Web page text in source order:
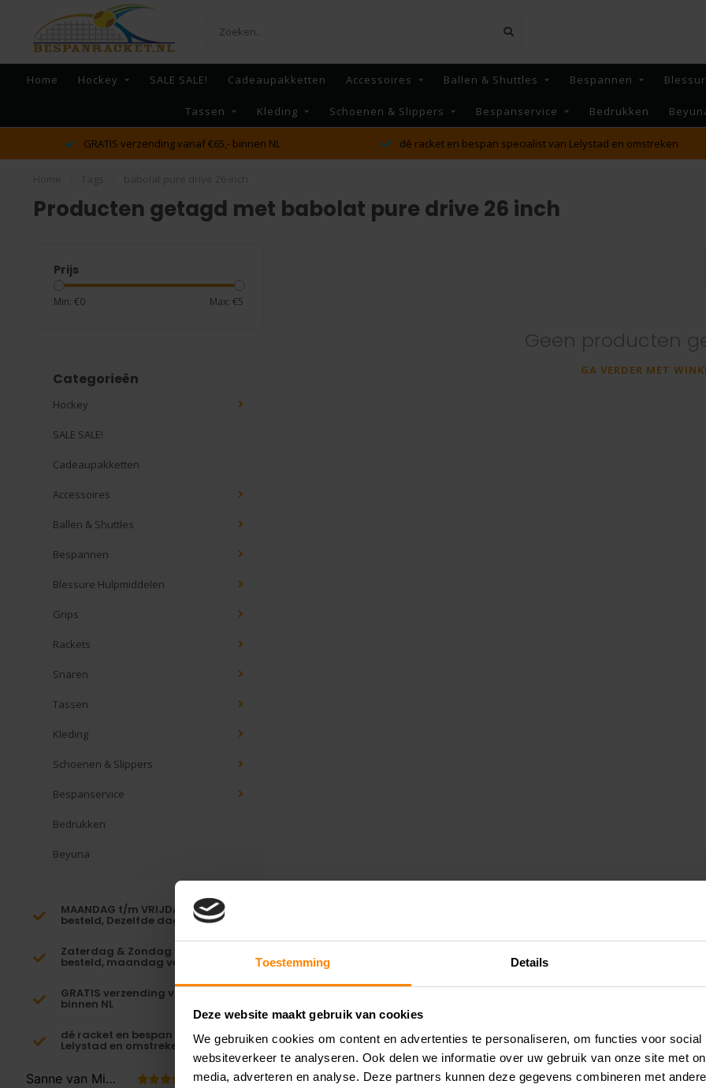
Toestemming Details
Deze website maakt gebruik van cookies
We gebruiken cookies om content en advertenties te personaliseren, om functies voor
websiteverkeer te analyseren. Ook delen we informatie over uw gebruik van onze site met
media, adverteren en analyse. Deze partners kunnen deze gegevens combineren met
Home Hockey SALE SALE! Cadeaupakketten Accessoires Ballen & Shuttles Bespannen
Tassen Kleding Schoenen & Slippers Bespanservice Bedrukken
GRATIS verzending vanaf €65,- binnen NL dé racket en bespan specialist van Lelystad en omstreken
Producten getagd met babolat pure drive 26 inch
Prijs
Min: €0 Max: €5
Categorieën
Hockey
SALE SALE!
Cadeaupakketten
Accessoires
Ballen & Shuttles
Bespannen
Blessure Hulpmiddelen
Grips
Rackets
Snaren
Tassen
Kleding
Schoenen & Slippers
Bespanservice
Bedrukken
Beyuna
MAANDAG t/m VRIJDAG voor 16:00
besteld, Dezelfde dag verzonden!*
Zaterdag & Zondag voor 23:59
besteld, maandag verzonden!
GRATIS verzending vanaf €65,-
binnen NL
dé racket en bespan specialist van
Lelystad en omstreken
Geen producten
GA VERDER MET